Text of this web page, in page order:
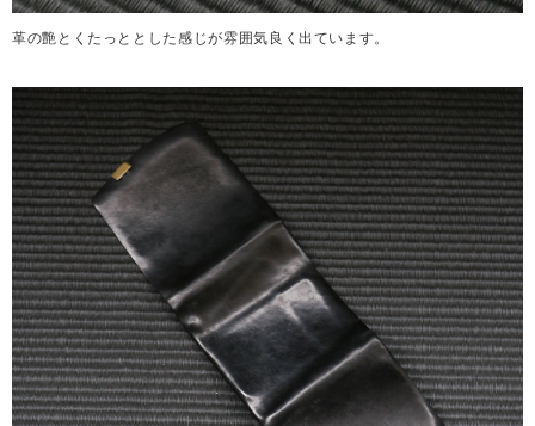
革の艶とくたっととした感じが雰囲気良く出ています。